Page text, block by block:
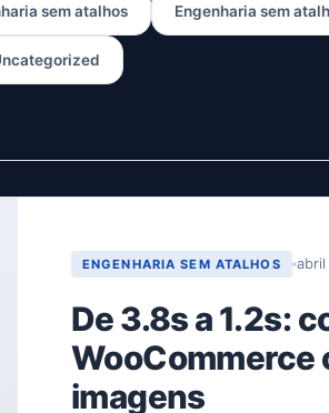
sem atalhos Engenharia sem
ENGENHARIA SEM ATALHOS abril
De 3.8s a 1.2s:
imagens